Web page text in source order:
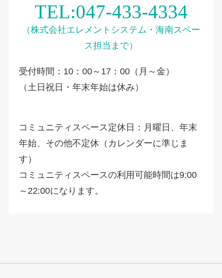
TEL:047-433-4334
（株式会社エレメントシステム・海南スペー
ス担当まで）
受付時間：10：00～17：00（月～金）
（土日祝日・年末年始は休み）
コミュニティスペース定休日：月曜日、年末
年始、その他不定休（カレンダーに準じま
す）
コミュニティスペースの利用可能時間は9:00
～22:00になります。